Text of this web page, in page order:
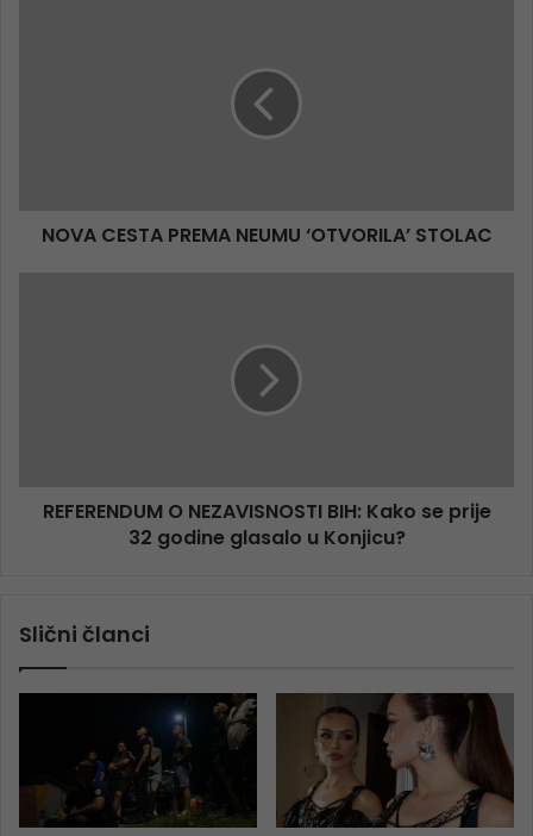
NOVA CESTA PREMA NEUMU ‘OTVORILA’ STOLAC
REFERENDUM O NEZAVISNOSTI BIH: Kako se prije
32 godine glasalo u Konjicu?
Slični članci